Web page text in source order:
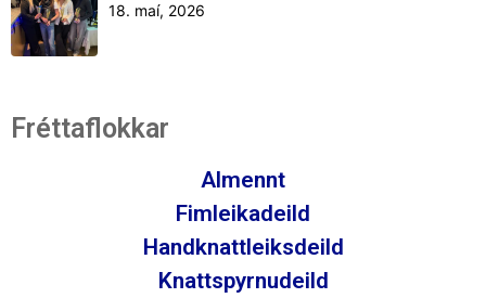
18. maí, 2026
Fréttaflokkar
Almennt
Fimleikadeild
Handknattleiksdeild
Knattspyrnudeild